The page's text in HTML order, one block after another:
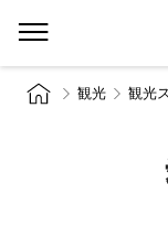
観光 観光